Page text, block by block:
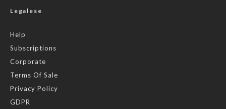
Legalese
Help
Subscriptions
Corporate
Terms Of Sale
Privacy Policy
GDPR